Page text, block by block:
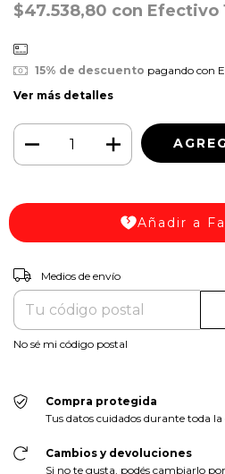
$47.538,80 con Efectivo
15% de descuento pagando con
Ver más detalles
Añadir a
Entregas para el CP:
Medios de envío
No sé mi código postal
Compra protegida
Tus datos cuidados durante toda
Cambios y devoluciones
Si no te gusta, podés cambiarlo